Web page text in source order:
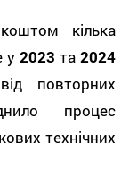
кілька
у 2023 та 2024
повторних
процес
технічних